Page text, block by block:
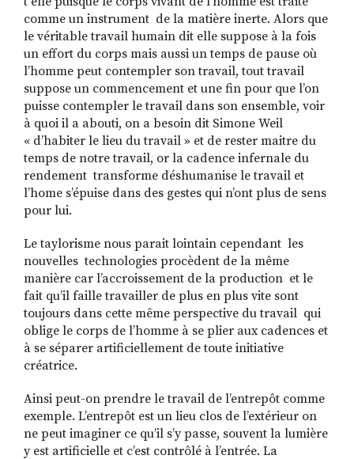
comme un instrument de la matière inerte. Alors que
le véritable travail humain dit elle suppose à la fois
un effort du corps mais aussi un temps de pause où
l’homme peut contempler son travail, tout travail
suppose un commencement et une fin pour que l’on
puisse contempler le travail dans son ensemble, voir
à quoi il a abouti, on a besoin dit Simone Weil
« d’habiter le lieu du travail » et de rester maitre du
temps de notre travail, or la cadence infernale du
rendement transforme déshumanise le travail et
l’home s’épuise dans des gestes qui n’ont plus de sens
pour lui.
Le taylorisme nous parait lointain cependant les
nouvelles technologies procèdent de la même
manière car l’accroissement de la production et le
fait qu’il faille travailler de plus en plus vite sont
toujours dans cette même perspective du travail qui
oblige le corps de l’homme à se plier aux cadences et
à se séparer artificiellement de toute initiative
créatrice.
Ainsi peut-on prendre le travail de l’entrepôt comme
exemple. L’entrepôt est un lieu clos de l’extérieur on
ne peut imaginer ce qu’il s’y passe, souvent la lumière
y est artificielle et c’est contrôlé à l’entrée. La